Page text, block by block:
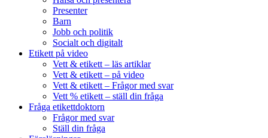
Presenter
Barn
Jobb och politik
Socialt och digitalt
Etikett på video
Vett & etikett – läs artiklar
Vett & etikett – på video
Vett & etikett – Frågor med svar
Vett % etikett – ställ din fråga
Fråga etikettdoktorn
Frågor med svar
Ställ din fråga